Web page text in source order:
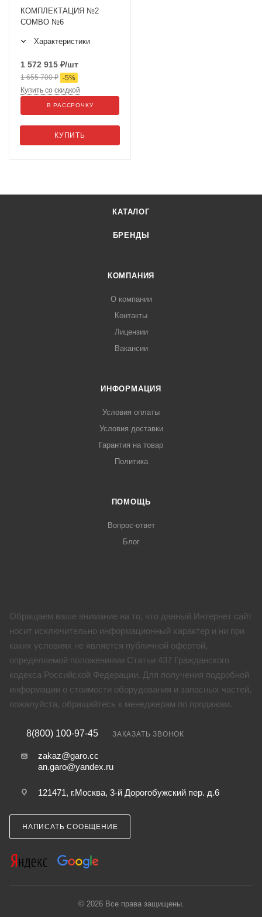
КОМПЛЕКТАЦИЯ №2
COMBO №6
Характеристики
1 572 915 ₽/шт
1 655 700₽ -5%
КУПИТЬ
Купить со скидкой
В РАССРОЧКУ
КАТАЛОГ
БРЕНДЫ
КОМПАНИЯ
О компании
Контакты
Лицензии
Вакансии
ИНФОРМАЦИЯ
Условия оплаты
Условия доставки
Гарантия на товар
Политика
ПОМОЩЬ
Вопрос-ответ
Блог
Обращаем ваше внимание на то, что данный Интернет сайт
носит исключительно информационный характер и ни при
каких условиях не является публичной офертой,
определяемой положениями Статьи 437 Гражданского
кодекса Российской Федерации. Для получения подробной
информации о стоимости оборудования и запасных частей,
пожалуйста, обращайтесь к менеджерам по продажам.
8(800) 100-97-45 ЗАКАЗАТЬ ЗВОНОК
zakaz@garo.cc
an.garo@yandex.ru
121471, г.Москва, 3-й Дорогобужский пер. д.6
НАПИСАТЬ СООБЩЕНИЕ
© 2026 Все права защищены.